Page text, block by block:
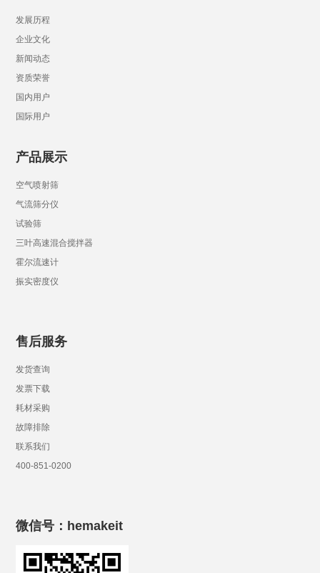
发展历程
企业文化
新闻动态
资质荣誉
国内用户
国际用户
产品展示
空气喷射筛
气流筛分仪
试验筛
三叶高速混合搅拌器
霍尔流速计
振实密度仪
售后服务
发货查询
发票下载
耗材采购
故障排除
联系我们
400-851-0200
微信号：hemakeit